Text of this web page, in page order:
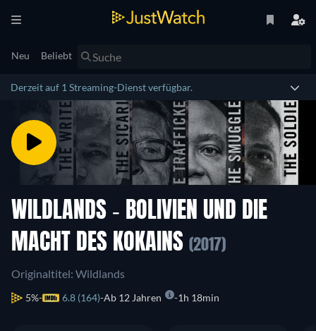
Neu Beliebt
Derzeit auf 1 Streaming-Dienst verfügbar.
WILDLANDS - BOLIVIEN UND DIE
MACHT DES KOKAINS (2017)
Originaltitel: Wildlands
5% 6.8 (164) Ab 12 Jahren 1h 18min